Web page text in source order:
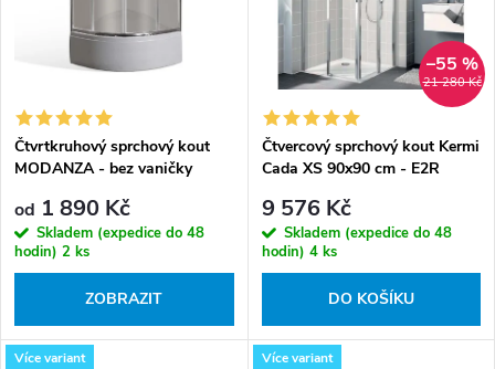
u
k
t
ů
d
u
t
ů
Čtvrtkruhový sprchový kout
MODANZA - bez vaničky
od 1 890 Kč
Skladem (expedice do 48
hodin) 2 ks
ZOBRAZIT
21 280 Kč
–55 %
Čtvercový sprchový kout Kermi
Cada XS 90x90 cm - E2R
9 576 Kč
Skladem (expedice do 48
hodin) 4 ks
DO KOŠÍKU
Více variant Více variant